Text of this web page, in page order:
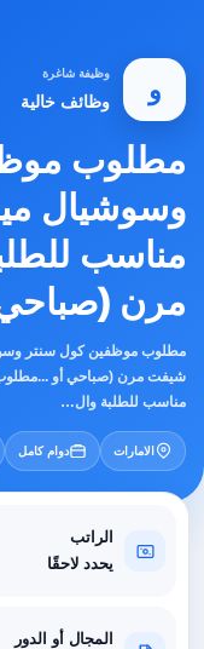
و
وظيفة شاغرة
وظائف خالية
مطلوب
وسوشيال
مناسب
مرن
مطلوب موظفين كول سنتر
شيفت مرن (صباحي أو
مناسب للطلبة وال…
الامارات دوام كامل
الراتب
يحدد لاحقًا
المجال أو الدور